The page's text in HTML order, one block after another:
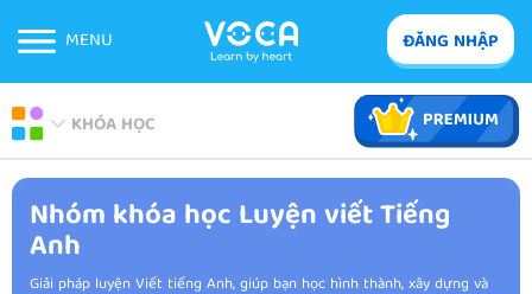
MENU ĐĂNG NHẬP
KHÓA HỌC
Nhóm khóa học Luyện viết Tiếng
Anh
Giải pháp luyện Viết tiếng Anh, giúp bạn học hình thành, xây dựng và